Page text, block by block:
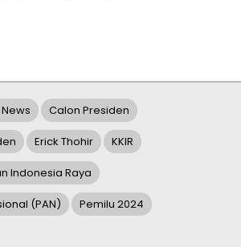
Calon Presiden
Erick Thohir KKIR
Indonesia Raya
(PAN) Pemilu 2024